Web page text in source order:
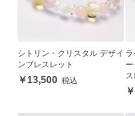
シトリン・クリスタル デザイ
ンブレスレット
13,500
ス